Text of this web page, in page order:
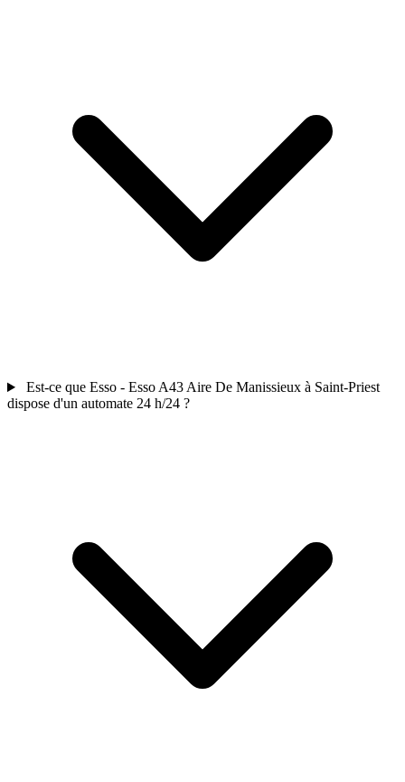
Est-ce que Esso - Esso A43 Aire De Manissieux à Saint-Priest
dispose d'un automate 24 h/24 ?